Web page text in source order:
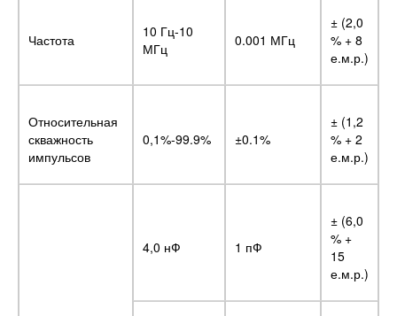
Частота
10 Гц-10
МГц
0.001 МГц
± (2,0
% + 8
е.м.р.)
Относительная
скважность
импульсов
0,1%-99.9% ±0.1%
± (1,2
% + 2
е.м.р.)
4,0 нФ 1 пФ
± (6,0
% +
15
е.м.р.)